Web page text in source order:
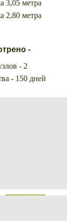
3,05 метра
2,80 метра
-
- 2
- 150 дней